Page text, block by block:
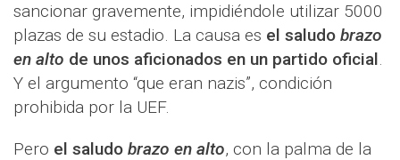
sancionar gravemente, impidiéndole utilizar 5000
plazas de su estadio. La causa es el saludo brazo
en alto de unos aficionados en un partido oficial.
Y el argumento “que eran nazis”, condición
prohibida por la UEF.
Pero el saludo brazo en alto, con la palma de la